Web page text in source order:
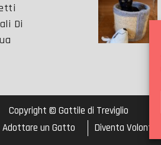
Di
Copyright © Gattile di Treviglio
Adottare un Gatto Diventa Volontario